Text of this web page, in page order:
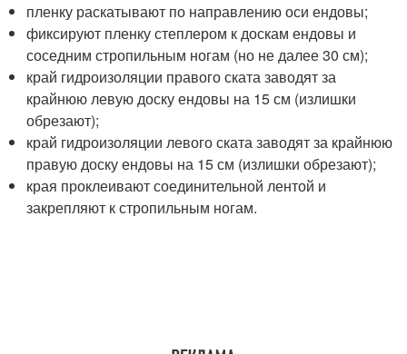
пленку раскатывают по направлению оси ендовы;
фиксируют пленку степлером к доскам ендовы и
соседним стропильным ногам (но не далее 30 см);
край гидроизоляции правого ската заводят за
крайнюю левую доску ендовы на 15 см (излишки
обрезают);
край гидроизоляции левого ската заводят за крайнюю
правую доску ендовы на 15 см (излишки обрезают);
края проклеивают соединительной лентой и
закрепляют к стропильным ногам.